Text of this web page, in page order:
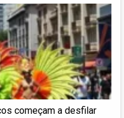
começam a desfilar